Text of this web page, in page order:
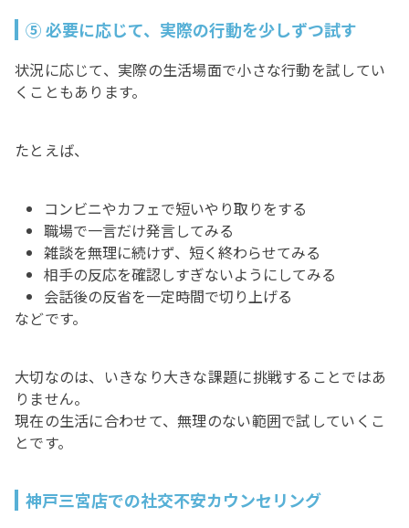
⑤ 必要に応じて、実際の行動を少しずつ試す
状況に応じて、実際の生活場面で小さな行動を試してい
くこともあります。
たとえば、
コンビニやカフェで短いやり取りをする
職場で一言だけ発言してみる
雑談を無理に続けず、短く終わらせてみる
相手の反応を確認しすぎないようにしてみる
会話後の反省を一定時間で切り上げる
などです。
大切なのは、いきなり大きな課題に挑戦することではあ
りません。
現在の生活に合わせて、無理のない範囲で試していくこ
とです。
神戸三宮店での社交不安カウンセリング